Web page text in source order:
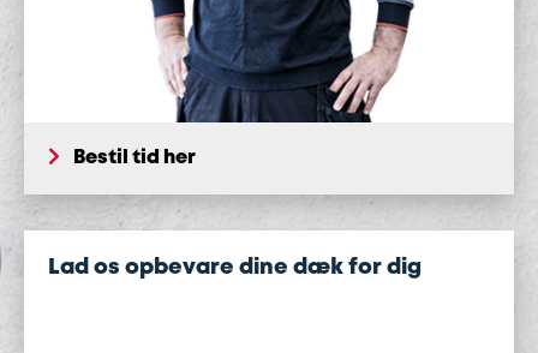
Bestil tid her
Lad os opbevare dine dæk for dig